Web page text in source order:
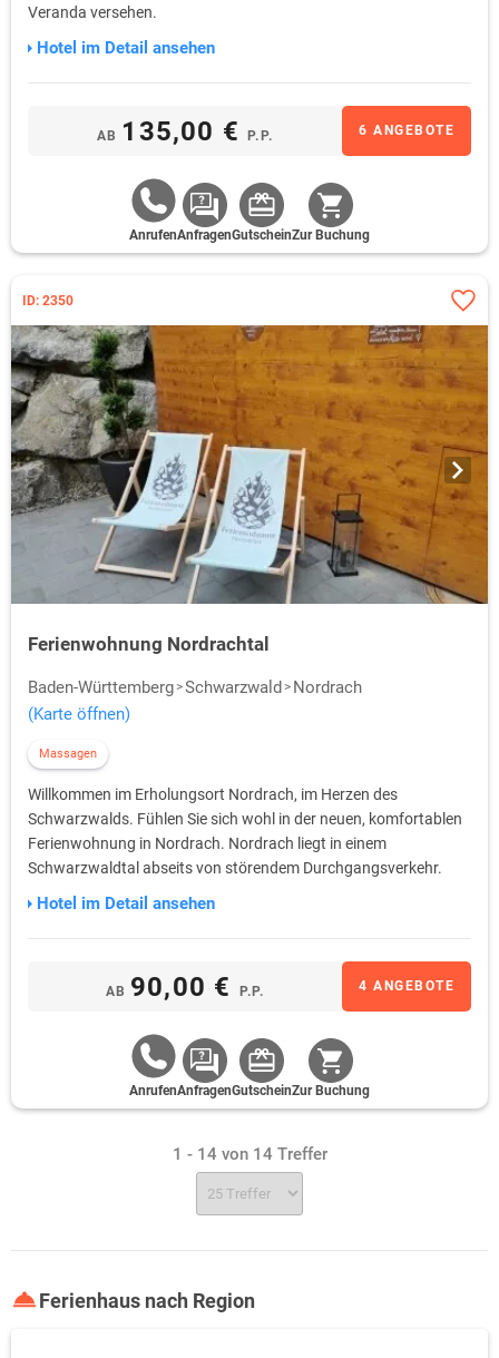
Veranda versehen.
Hotel im Detail ansehen
AB 135,00 €P.P. 6 ANGEBOTE
AnrufenAnfragenGutscheinZur Buchung
ID: 2350
Ferienwohnung Nordrachtal
Baden-Württemberg Schwarzwald
Nordrach
(Karte öffnen)
Massagen
Willkommen im Erholungsort Nordrach, im Herzen des
Schwarzwalds. Fühlen Sie sich wohl in der neuen, komfortablen
Ferienwohnung in Nordrach. Nordrach liegt in einem
Schwarzwaldtal abseits von störendem Durchgangsverkehr.
Hotel im Detail ansehen
AB 90,00 € P.P. 4 ANGEBOTE
AnrufenAnfragenGutscheinZur Buchung
1 - 14 von 14 Treffer
Ferienhaus nach Region